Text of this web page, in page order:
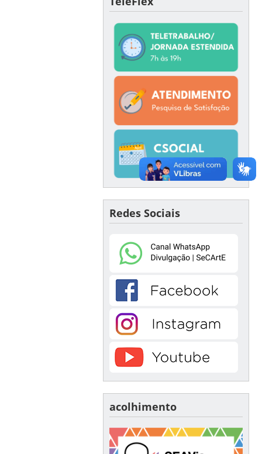
Redes Sociais
acolhimento